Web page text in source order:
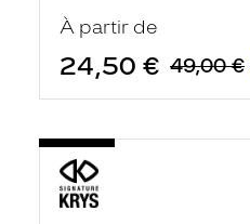
À partir de
24,50 € 49,00 €